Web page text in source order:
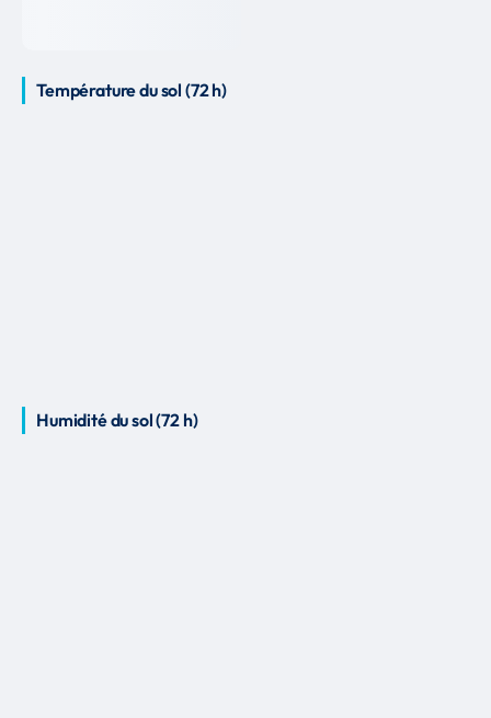
Température du sol (72 h)
Humidité du sol (72 h)